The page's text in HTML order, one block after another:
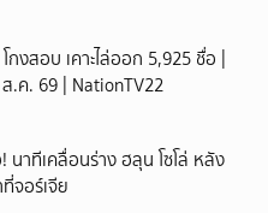
กงสอบ เคาะไล่ออก 5,925 ชื่อ |
.ค. 69 | NationTV22
นาทีเคลื่อนร่าง ฮลุน โซโล่ หลัง
จอร์เจีย